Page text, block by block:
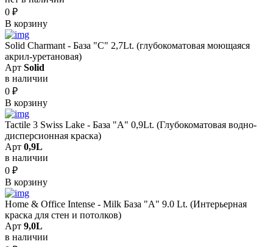
0 ₽
В корзину
Solid Сharmant - База "С" 2,7Lt. (глубокоматовая моющаяся
акрил-уретановая)
Арт Solid
в наличии
0 ₽
В корзину
Tactile 3 Swiss Lake - База "A" 0,9Lt. (Глубокоматовая водно-
дисперсионная краска)
Арт 0,9L
в наличии
0 ₽
В корзину
Home & Office Intense - Milk База "A" 9.0 Lt. (Интерьерная
краска для стен и потолков)
Арт 9,0L
в наличии